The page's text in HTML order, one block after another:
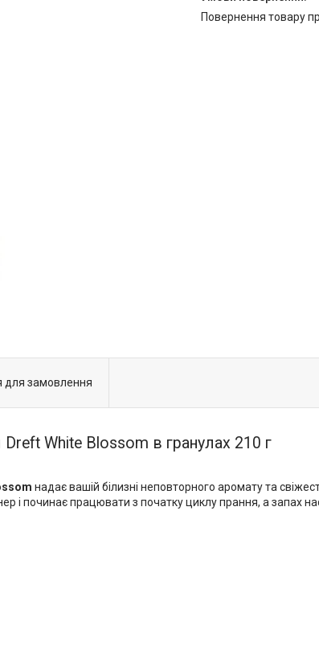
повернення товару
для замовлення
White Blossom в гранулах 210 г
надає вашій білизні неповторного аромату та
і починає працювати з початку циклу прання, а запах